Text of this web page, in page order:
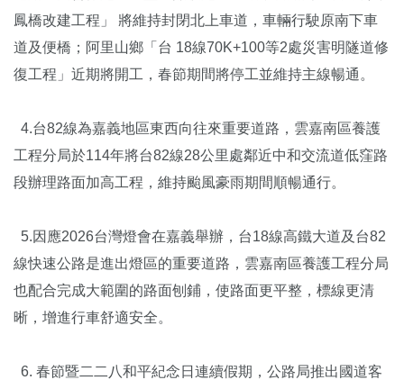
鳳橋改建工程」 將維持封閉北上車道，車輛行駛原南下車
道及便橋；阿里山鄉「台 18線70K+100等2處災害明隧道修
復工程」近期將開工，春節期間將停工並維持主線暢通。
4.台82線為嘉義地區東西向往來重要道路，雲嘉南區養護
工程分局於114年將台82線28公里處鄰近中和交流道低窪路
段辦理路面加高工程，維持颱風豪雨期間順暢通行。
5.因應2026台灣燈會在嘉義舉辦，台18線高鐵大道及台82
線快速公路是進出燈區的重要道路，雲嘉南區養護工程分局
也配合完成大範圍的路面刨鋪，使路面更平整，標線更清
晰，增進行車舒適安全。
6. 春節暨二二八和平紀念日連續假期，公路局推出國道客